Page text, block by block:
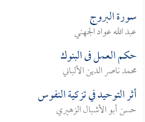
سورة البروج
عبد الله عواد الجهني
حكم العمل فى البنوك
محمد ناصر الدين الألباني
أثر التوحيد في تزكية النفوس
حسن أبو الأشبال الزهيري